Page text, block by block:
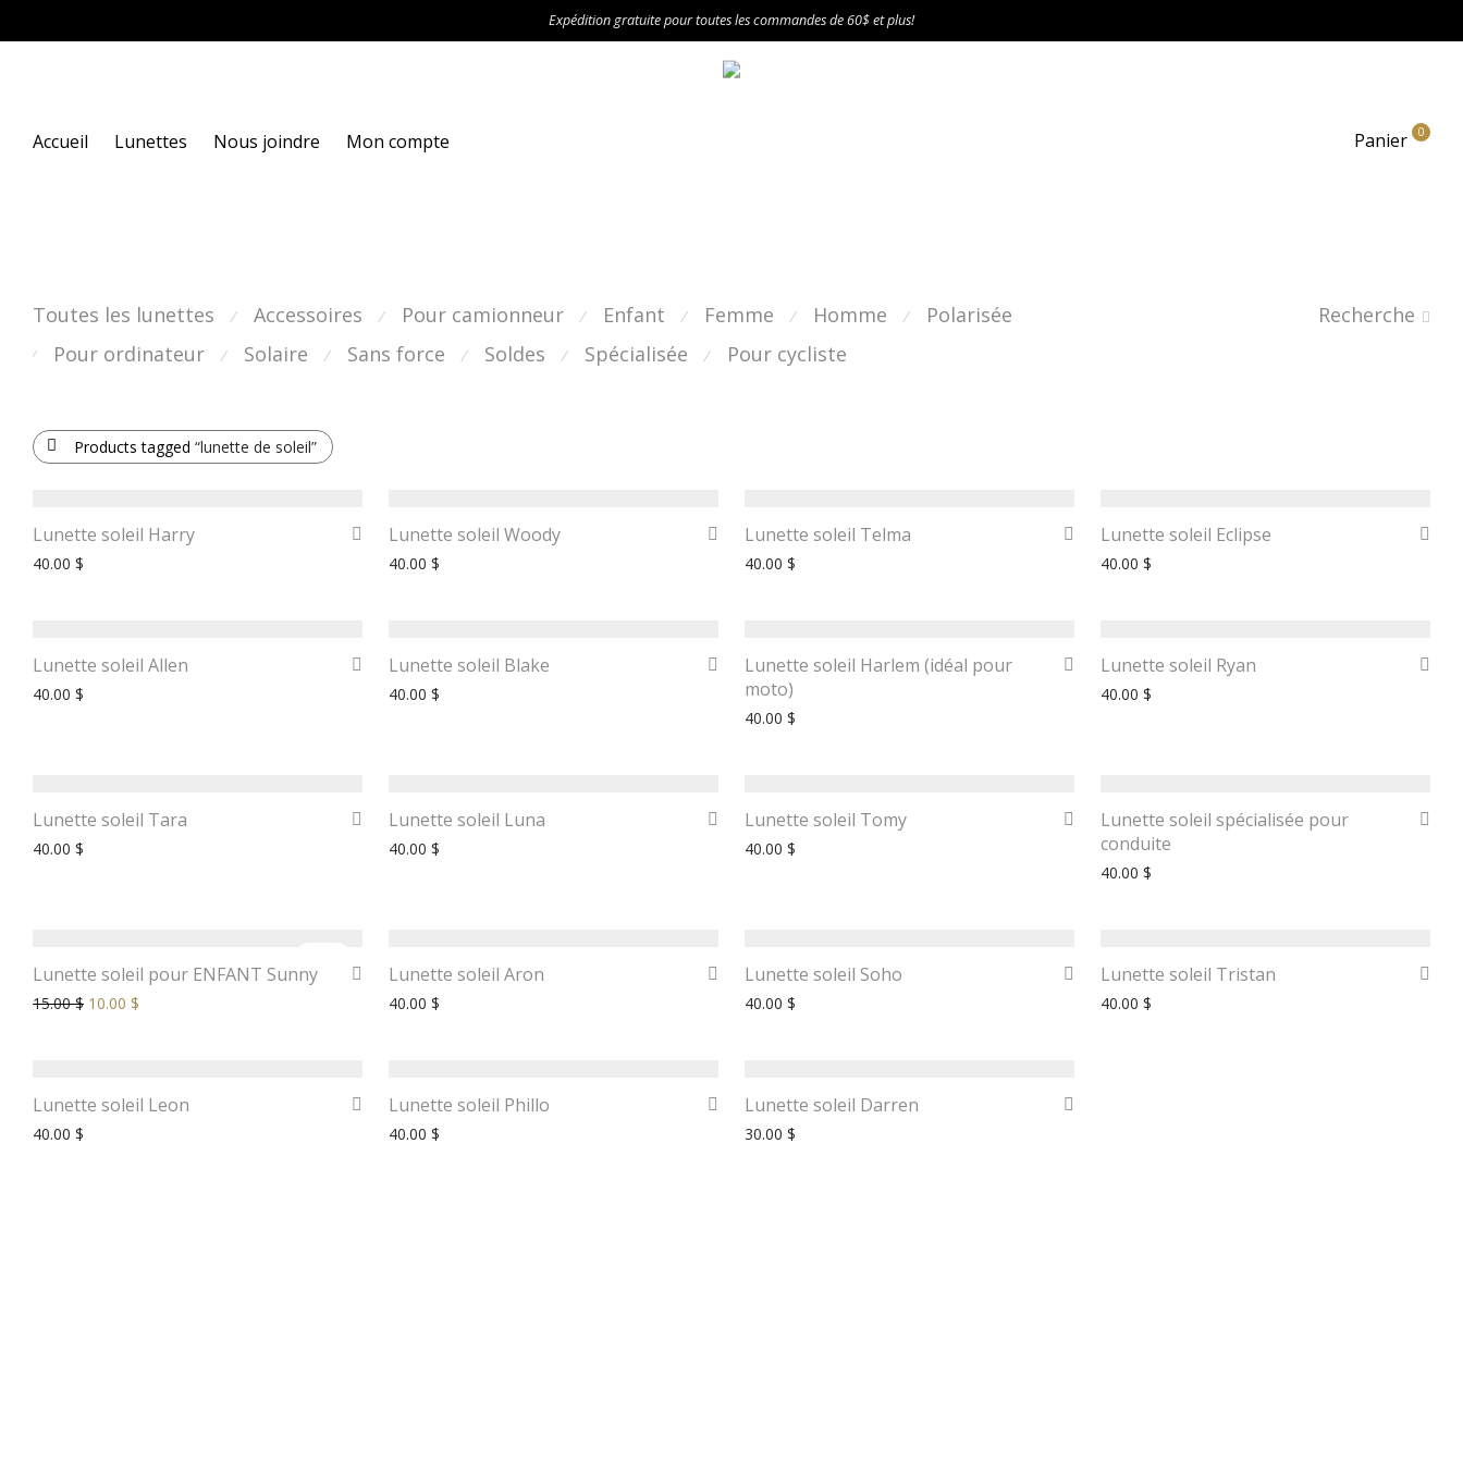
Expédition gratuite pour toutes les commandes de 60$ et plus!
Accueil Lunettes Nous joindre Mon compte Panier 0
Recherche
Toutes les lunettes ⁄ Accessoires ⁄ Pour camionneur ⁄ Enfant ⁄ Femme ⁄ Homme ⁄ Polarisée
⁄ Pour ordinateur ⁄ Solaire ⁄ Sans force ⁄ Soldes ⁄ Spécialisée ⁄ Pour cycliste
Products tagged “lunette de soleil”
Lunette soleil Harry
40.00 $
Lunette soleil Woody
40.00 $
Lunette soleil Telma
40.00 $
Lunette soleil Eclipse
40.00 $
Lunette soleil Allen
40.00 $
Lunette soleil Blake
40.00 $
Lunette soleil Harlem (idéal pour
moto)
40.00 $
Lunette soleil Ryan
40.00 $
Lunette soleil Tara
40.00 $
Lunette soleil Luna
40.00 $
Lunette soleil Tomy
40.00 $
Lunette soleil spécialisée pour
conduite
40.00 $
Lunette soleil pour ENFANT Sunny
15.00$ 10.00 $
Lunette soleil Aron
40.00 $
Lunette soleil Soho
40.00 $
Lunette soleil Tristan
40.00 $
Lunette soleil Leon
40.00 $
Lunette soleil Phillo
40.00 $
Lunette soleil Darren
30.00 $